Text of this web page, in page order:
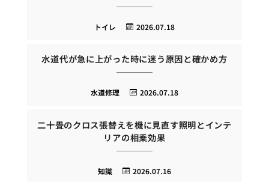
2026.07.18
トイレ
水道代が急に上がった時に迷う原因と確かめ方
2026.07.18
水道修理
二十畳のクロス張替えを機に見直す照明とインテ
リアの相乗効果
2026.07.16
知識